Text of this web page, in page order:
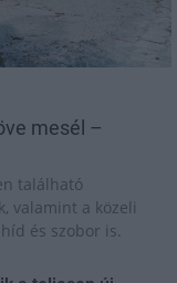
mesél –
található
valamint a közeli
és szobor is.